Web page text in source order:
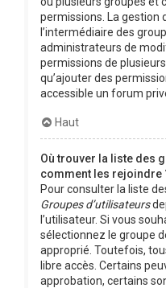
permissions. La gestion
l’intermédiaire des
administrateurs de
permissions de
qu’ajouter des
accessible un forum
Haut
Où trouver la liste des
comment les rejoindre
Pour consulter la liste
Groupes d’utilisateurs
l’utilisateur. Si vous
sélectionnez le groupe
approprié. Toutefois,
libre accès. Certains
approbation, certains